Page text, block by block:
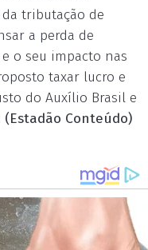
tributação de
a perda de
o seu impacto nas
taxar lucro e
do Auxílio Brasil e
(Estadão Conteúdo)